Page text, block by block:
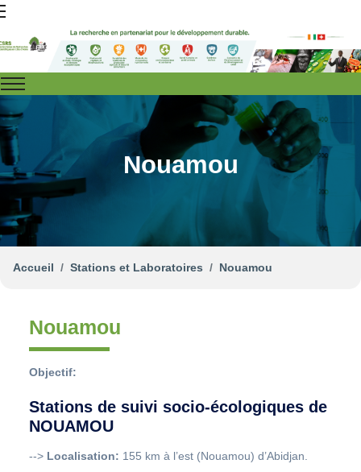
Nouamou
Accueil Stations et Laboratoires Nouamou
Nouamou
Objectif:
Stations de suivi socio-écologiques de
NOUAMOU
--> Localisation: 155 km à l’est (Nouamou) d’Abidjan.